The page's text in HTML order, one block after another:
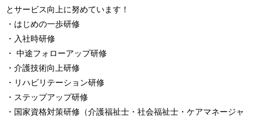
とサービス向上に努めています！
・はじめの一歩研修
・入社時研修
・ 中途フォローアップ研修
・介護技術向上研修
・リハビリテーション研修
・ステップアップ研修
・国家資格対策研修（介護福祉士・社会福祉士・ケアマネージャ